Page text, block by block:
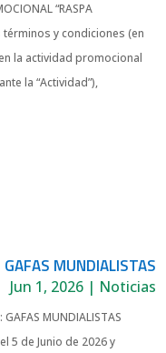
“RASPA
términos y condiciones (en
la actividad promocional
la “Actividad”),
GAFAS MUNDIALISTAS
Jun 1, 2026| Noticias
MUNDIALISTAS
5 de Junio de 2026 y